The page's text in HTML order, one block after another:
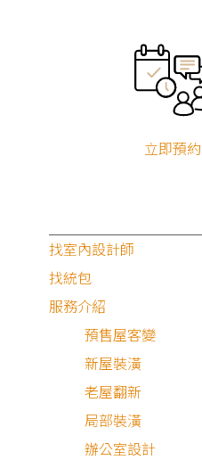
立即預約
找室內設計師
找統包
服務介紹
預售屋客變
新屋裝潢
老屋翻新
局部裝潢
辦公室設計